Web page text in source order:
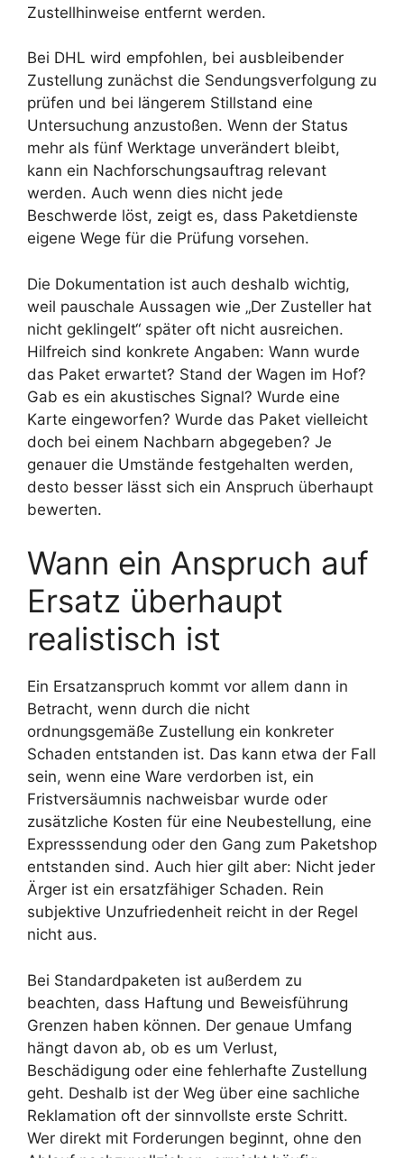
Zustellhinweise entfernt werden.
Bei DHL wird empfohlen, bei ausbleibender
Zustellung zunächst die Sendungsverfolgung zu
prüfen und bei längerem Stillstand eine
Untersuchung anzustoßen. Wenn der Status
mehr als fünf Werktage unverändert bleibt,
kann ein Nachforschungsauftrag relevant
werden. Auch wenn dies nicht jede
Beschwerde löst, zeigt es, dass Paketdienste
eigene Wege für die Prüfung vorsehen.
Die Dokumentation ist auch deshalb wichtig,
weil pauschale Aussagen wie „Der Zusteller hat
nicht geklingelt“ später oft nicht ausreichen.
Hilfreich sind konkrete Angaben: Wann wurde
das Paket erwartet? Stand der Wagen im Hof?
Gab es ein akustisches Signal? Wurde eine
Karte eingeworfen? Wurde das Paket vielleicht
doch bei einem Nachbarn abgegeben? Je
genauer die Umstände festgehalten werden,
desto besser lässt sich ein Anspruch überhaupt
bewerten.
Wann ein Anspruch auf
Ersatz überhaupt
realistisch ist
Ein Ersatzanspruch kommt vor allem dann in
Betracht, wenn durch die nicht
ordnungsgemäße Zustellung ein konkreter
Schaden entstanden ist. Das kann etwa der Fall
sein, wenn eine Ware verdorben ist, ein
Fristversäumnis nachweisbar wurde oder
zusätzliche Kosten für eine Neubestellung, eine
Expresssendung oder den Gang zum Paketshop
entstanden sind. Auch hier gilt aber: Nicht jeder
Ärger ist ein ersatzfähiger Schaden. Rein
subjektive Unzufriedenheit reicht in der Regel
nicht aus.
Bei Standardpaketen ist außerdem zu
beachten, dass Haftung und Beweisführung
Grenzen haben können. Der genaue Umfang
hängt davon ab, ob es um Verlust,
Beschädigung oder eine fehlerhafte Zustellung
geht. Deshalb ist der Weg über eine sachliche
Reklamation oft der sinnvollste erste Schritt.
Wer direkt mit Forderungen beginnt, ohne den